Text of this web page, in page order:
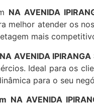
NA AVENIDA
melhor atender os
mais
AVENIDA
Ideal para os
para o seu
NA AVENIDA